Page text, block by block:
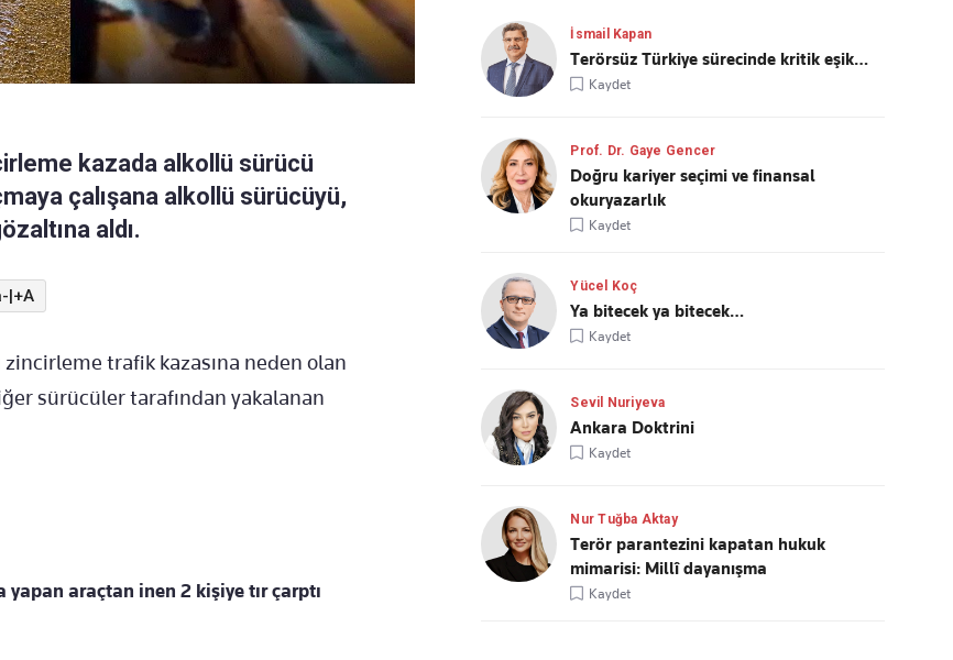
kazada alkollü sürücü
çalışana alkollü sürücüyü,
aldı.
|+A
zincirleme trafik kazasına neden olan
sürücüler tarafından yakalanan
yapan araçtan inen 2 kişiye tır çarptı
İsmail Kapan
Terörsüz Türkiye sürecinde kritik eşik…
Kaydet
Prof. Dr. Gaye Gencer
Doğru kariyer seçimi ve finansal
okuryazarlık
Kaydet
Yücel Koç
Ya bitecek ya bitecek…
Kaydet
Sevil Nuriyeva
Ankara Doktrini
Kaydet
Nur Tuğba Aktay
Terör parantezini kapatan hukuk
mimarisi: Millî dayanışma
Kaydet